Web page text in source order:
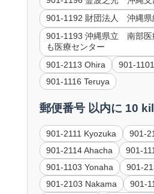
901-1192 財団法人 沖縄県
901-1193 沖縄県立 南部医
も医療センター
901-2113 Ohira
901-
901-1116 Teruya
郵便番号 以内に 10
901-2111 Kyozuka
901-
901-2114 Ahacha
901-
901-1103 Yonaha
901-
901-2103 Nakama
901-